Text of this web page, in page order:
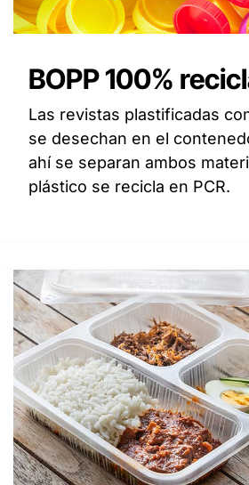
BOPP 100%
Las revistas plastificadas
se desechan en el
ahí se separan ambos
plástico se recicla en PCR.